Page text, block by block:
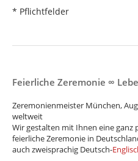
* Pflichtfelder
Feierliche Zeremonie ∞
Zeremonienmeister München,
weltweit
Wir gestalten mit Ihnen eine ganz
feierliche Zeremonie in
auch zweisprachig Deutsch-